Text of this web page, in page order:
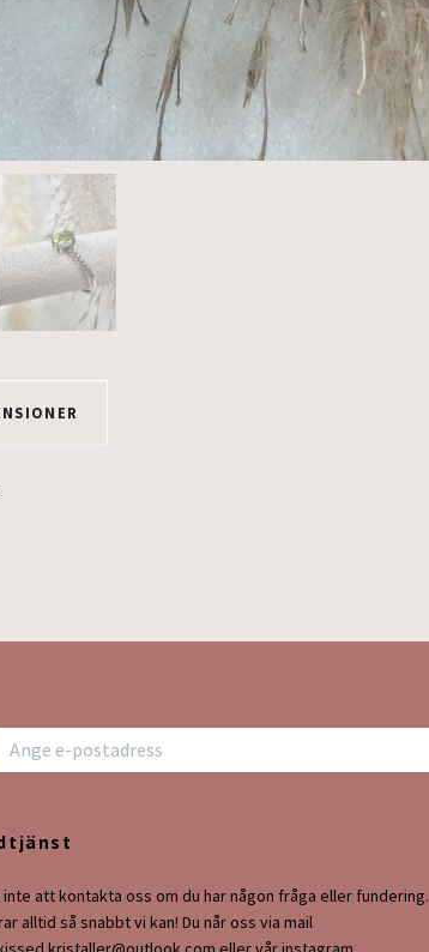
inte att kontakta oss om du har någon fråga eller fundering.
alltid så snabbt vi kan! Du når oss via mail